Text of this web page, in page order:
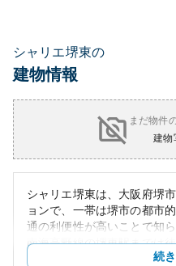
シャリエ堺東の
建物情報
まだ物件
建物
シャリエ堺東は、大阪府堺
ョンで、一帯は堺市の都市
通の利便性が高いことで知
南海高野線の堺東駅までは
クセスが非常にスムーズで
続